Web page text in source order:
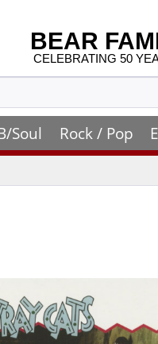
BEAR
CELEBRATING 50
Soul Rock / Pop